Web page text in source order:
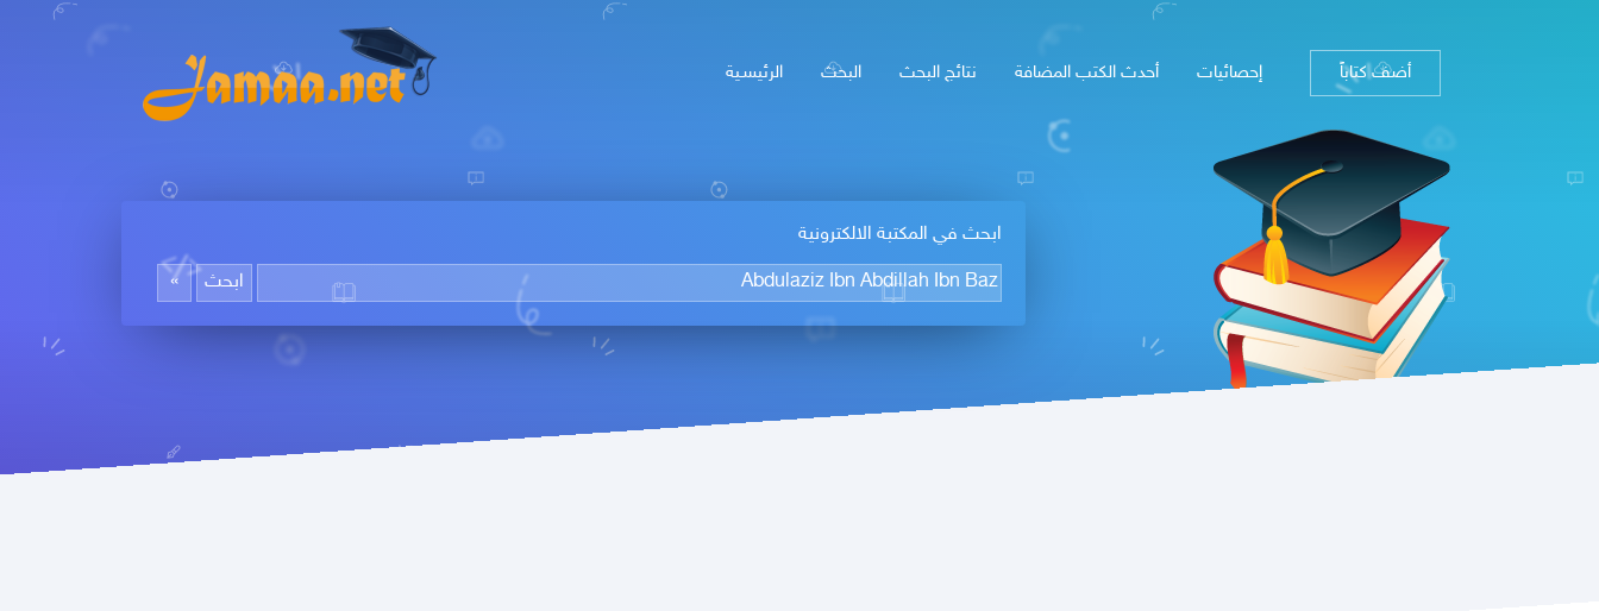
الرئيسـية البحث نتائج البحث أحدث الكتب المضافة إحصائيات أضف كتاباً
ابحث في المكتبة الالكترونية